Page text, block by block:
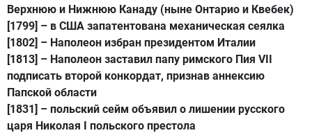
Верхнюю и Нижнюю Канаду (ныне Онтарио и Квебек)
[1799] – в США запатентована механическая сеялка
[1802] – Наполеон избран президентом Италии
[1813] – Наполеон заставил папу римского Пия VII
подписать второй конкордат, признав аннексию
Папской области
[1831] – польский сейм объявил о лишении русского
царя Николая I польского престола